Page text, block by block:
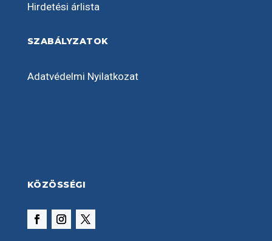
Hirdetési árlista
SZABÁLYZATOK
Adatvédelmi Nyilatkozat
KÖZÖSSÉGI